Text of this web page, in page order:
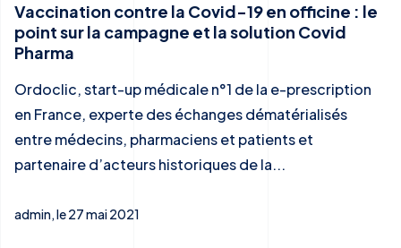
Vaccination contre la Covid-19 en officine : le
point sur la campagne et la solution Covid
Pharma
Ordoclic, start-up médicale n°1 de la e-prescription
en France, experte des échanges dématérialisés
entre médecins, pharmaciens et patients et
partenaire d’acteurs historiques de la...
admin, le 27 mai 2021